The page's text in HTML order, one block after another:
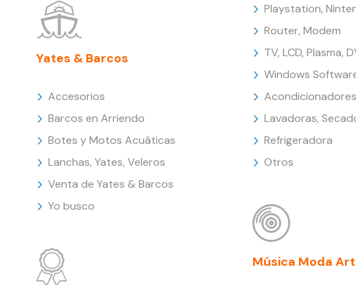
Yates & Barcos
Accesorios
Barcos en Arriendo
Botes y Motos Acuáticas
Lanchas, Yates, Veleros
Venta de Yates & Barcos
Yo busco
Playstation,
Router, Modem
TV, LCD, Plasma,
Windows
Lavadoras,
Refrigeradora
Otros
Música Moda